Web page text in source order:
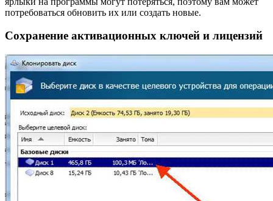
потребоваться обновить их или создать новые.
Сохранение активационных ключей и лицензий